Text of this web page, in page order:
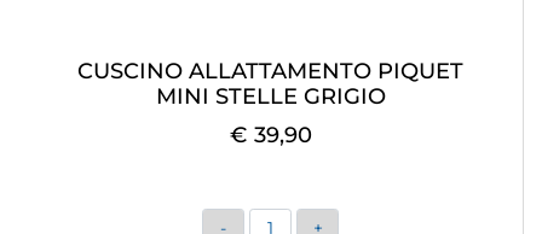
CUSCINO ALLATTAMENTO PIQUET
MINI STELLE GRIGIO
€ 39,90
Quantità